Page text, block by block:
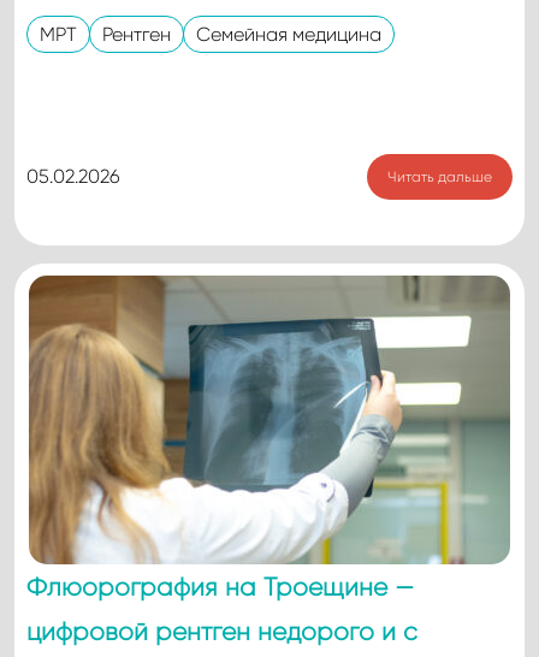
МРТ Рентген Семейная медицина
05.02.2026 Читать дальше
Флюорография на Троещине —
цифровой рентген недорого и с